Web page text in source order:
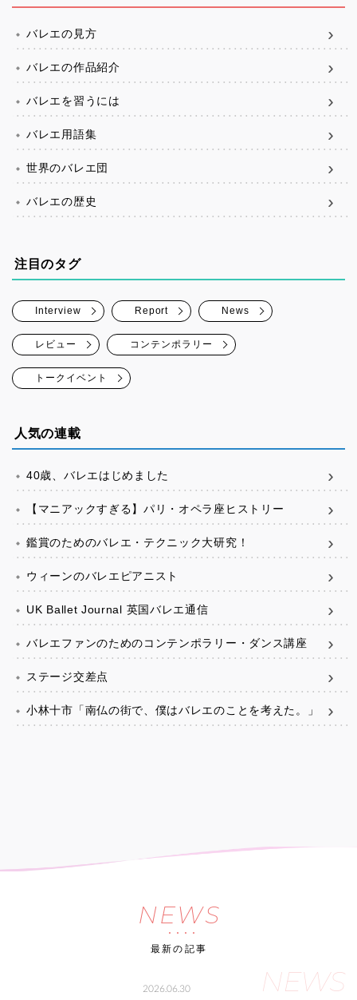
バレエの見方
バレエの作品紹介
バレエを習うには
バレエ用語集
世界のバレエ団
バレエの歴史
注目のタグ
Interview Report News
レビュー コンテンポラリー
トークイベント
人気の連載
40歳、バレエはじめました
【マニアックすぎる】パリ・オペラ座ヒストリー
鑑賞のためのバレエ・テクニック大研究！
ウィーンのバレエピアニスト
UK Ballet Journal 英国バレエ通信
バレエファンのためのコンテンポラリー・ダンス講座
ステージ交差点
小林十市「南仏の街で、僕はバレエのことを考えた。」
NEWS
最新の記事
NEWS
2026.06.30